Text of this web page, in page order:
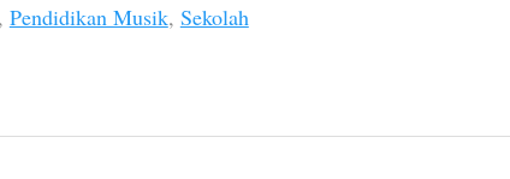
Pendidikan Musik, Sekolah